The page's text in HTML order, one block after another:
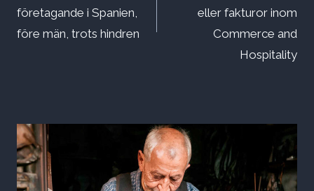
företagande i Spanien,
före män, trots hindren
eller fakturor inom
Commerce and
Hospitality